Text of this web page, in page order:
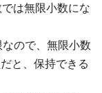
は無限小数にな
ので、無限小数
と、保持できる